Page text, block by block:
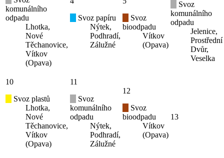
komunálního
odpadu
Lhotka,
Nové
Těchanovice,
Vítkov
(Opava)
Svoz papíru
Nýtek,
Podhradí,
Zálužné
Svoz
bioodpadu
Vítkov
(Opava)
Svoz
komunálního
odpadu
Jelenice,
Prostřední
Dvůr,
Veselka
10
Svoz plastů
Lhotka,
Nové
Těchanovice,
Vítkov
(Opava)
11
Svoz
komunálního
odpadu
Nýtek,
Podhradí,
Zálužné
12
Svoz
bioodpadu
Vítkov
(Opava)
13